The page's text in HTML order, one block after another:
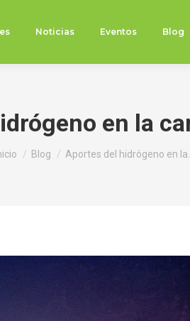
Noticias Eventos Blog
en la
aquí:Blog Aportes del hidrógeno en la…